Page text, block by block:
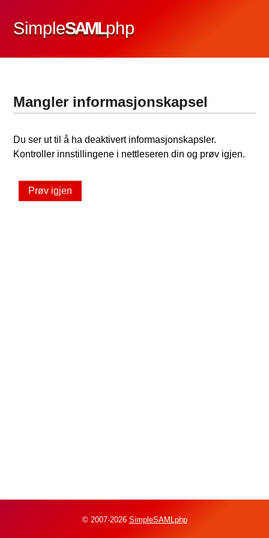
SimpleSAMLphp
Mangler informasjonskapsel
Du ser ut til å ha deaktivert informasjonskapsler.
Kontroller innstillingene i nettleseren din og prøv igjen.
Prøv igjen
© 2007-2026 SimpleSAMLphp